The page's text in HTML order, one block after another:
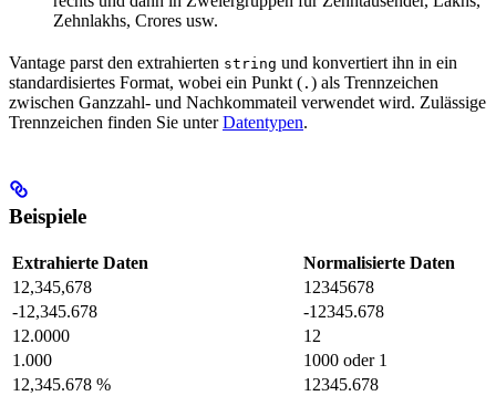
Zehnlakhs, Crores usw.
Vantage parst den extrahierten string und konvertiert ihn in ein
standardisiertes Format, wobei ein Punkt ( . ) als Trennzeichen
zwischen Ganzzahl- und Nachkommateil verwendet wird. Zulässige
Trennzeichen finden Sie unterDatentypen.
Beispiele
Extrahierte Daten
Normalisierte Daten
12,345,678
12345678
-12,345.678
-12345.678
12.0000
12
1.000
1000 oder 1
12,345.678 %
12345.678